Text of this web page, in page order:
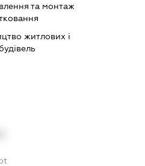
та монтаж
житлових і